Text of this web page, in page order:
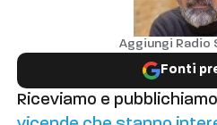
Aggiungi Radio
Fonti
Riceviamo e